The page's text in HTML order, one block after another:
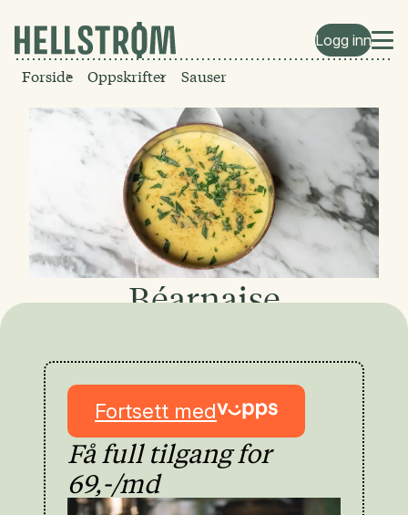
Logg inn
Forside Oppskrifter Sauser
Béarnaise
Fortsett med
Få full tilgang for
69,-/md